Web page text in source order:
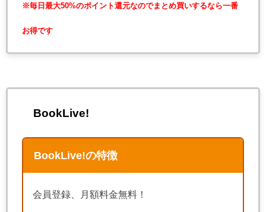
※毎日最大50%のポイント還元なのでまとめ買いするなら一番
お得です
BookLive!
BookLive!の特徴
会員登録、月額料金無料！